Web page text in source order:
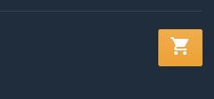
shopping_cart